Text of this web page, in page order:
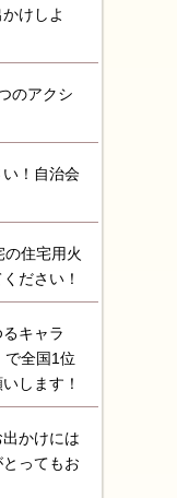
けしよ
のアクシ
！自治会
住宅用火
ださい！
キャラ
で全国1位
します！
かけには
ってもお